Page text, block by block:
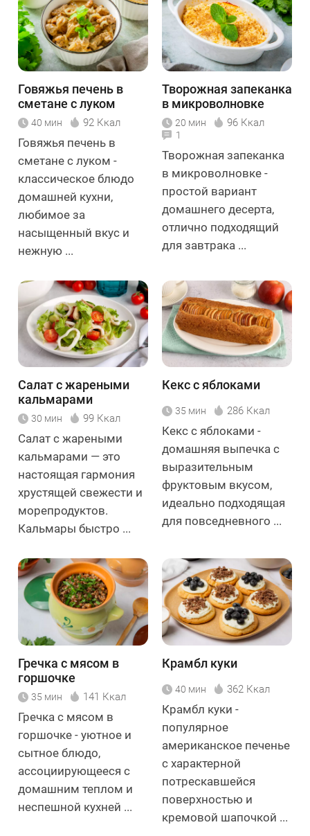
Говяжья печень в
сметане с луком
40 мин 92 Ккал
Говяжья печень в
сметане с луком -
классическое блюдо
домашней кухни,
любимое за
насыщенный вкус и
нежную ...
Творожная запеканка
в микроволновке
20 мин 96 Ккал
1
Творожная запеканка
в микроволновке -
простой вариант
домашнего десерта,
отлично подходящий
для завтрака ...
Салат с жареными
кальмарами
30 мин 99 Ккал
Салат с жареными
кальмарами — это
настоящая гармония
хрустящей свежести и
морепродуктов.
Кальмары быстро ...
Кекс с яблоками
35 мин 286 Ккал
Кекс с яблоками -
домашняя выпечка с
выразительным
фруктовым вкусом,
идеально подходящая
для повседневного ...
Гречка с мясом в
горшочке
35 мин 141 Ккал
Гречка с мясом в
горшочке - уютное и
сытное блюдо,
ассоциирующееся с
домашним теплом и
неспешной кухней ...
Крамбл куки
40 мин 362 Ккал
Крамбл куки -
популярное
американское печенье
с характерной
потрескавшейся
поверхностью и
кремовой шапочкой ...